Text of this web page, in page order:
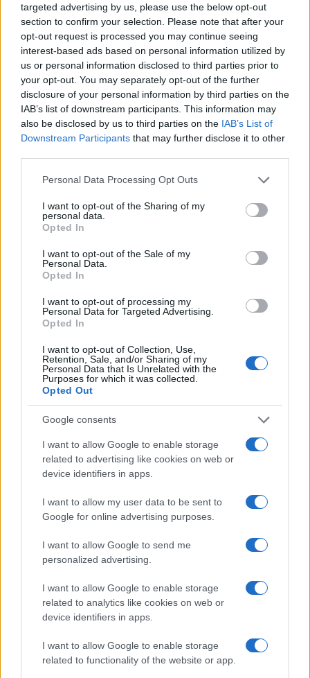
targeted advertising by us, please use the below opt-out
section to confirm your selection. Please note that after your
opt-out request is processed you may continue seeing
interest-based ads based on personal information utilized by
us or personal information disclosed to third parties prior to
your opt-out. You may separately opt-out of the further
disclosure of your personal information by third parties on the
IAB’s list of downstream participants. This information may
also be disclosed by us to third parties on the IAB’s List of
Downstream Participants that may further disclose it to other
Please note that this website/app uses one or more Google
not limited to your visit or usage behaviour. You may click to
grant or deny consent to Google and its third-party tags to
use your data for below specified purposes in below Google
consent section.
Personal Data Processing Opt Outs
I want to opt-out of the Sharing of my
personal data.
Opted In
I want to opt-out of the Sale of my
Personal Data.
Opted In
I want to opt-out of processing my
Personal Data for Targeted Advertising.
Opted In
I want to opt-out of Collection, Use,
Retention, Sale, and/or Sharing of my
Personal Data that Is Unrelated with the
Purposes for which it was collected.
Opted Out
Google consents
I want to allow Google to enable storage
related to advertising like cookies on web or
device identifiers in apps.
I want to allow my user data to be sent to
Google for online advertising purposes.
I want to allow Google to send me
personalized advertising.
I want to allow Google to enable storage
related to analytics like cookies on web or
device identifiers in apps.
I want to allow Google to enable storage
related to functionality of the website or app.
Το FIAT 500 Hybrid τώρα από 18.990 ευρώ
μπορούσε να 'ναι ο
κορυφαίος όλων"! (vid)
Οι διακοπές των Γάλλων
τέσσερις συμπατριώτες
Είσοδος της γαλλικής Meridiam στην ηλεκτρική διασύνδεση
Ελλάδας – Κύπρου
Coca-Cola HBC: Άνοδος
11,4% στα καθαρά κέρδη
του α΄ εξαμήνου – Στα 524,4
Cenergy Holdings: Άνοδος
45% στα καθαρά κέρδη του
VW: Η δύσκολη εξίσωση